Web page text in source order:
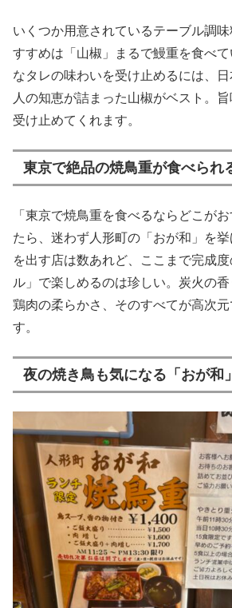
いくつか用意されているテーブル調
すすめは「山椒」まるで鰻重を食べ
なタレの味わいを受け止めるには、
人の知恵が詰まった山椒がベスト。
受け止めてくれます。
東京で絶品の焼鳥重が食べられ
「東京で焼鳥重を食べるならどこが
たら、迷わず人形町の「おが和」を
を出す店は数あれど、ここまで完成
ル」で楽しめるのは珍しい。炭火の香
鶏肉の柔らかさ、そのすべてが高次元
す。
夜の焼き鳥も気になる「おが和」